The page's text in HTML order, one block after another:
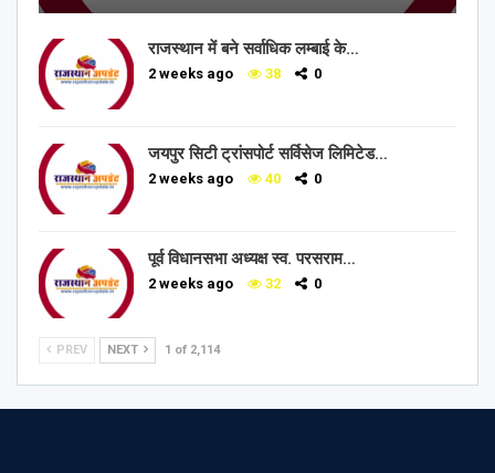
राजस्थान में बने सर्वाधिक लम्बाई के…
2 weeks ago 38 0
जयपुर सिटी ट्रांसपोर्ट सर्विसेज लिमिटेड…
2 weeks ago 40 0
पूर्व विधानसभा अध्यक्ष स्व. परसराम…
2 weeks ago 32 0
PREV NEXT 1 of 2,114